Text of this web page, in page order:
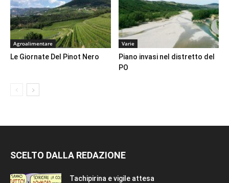
Agroalimentare
Le Giornate Del Pinot Nero
Varie
Piano invasi nel distretto del
PO
SCELTO DALLA REDAZIONE
Tachipirina e vigile attesa